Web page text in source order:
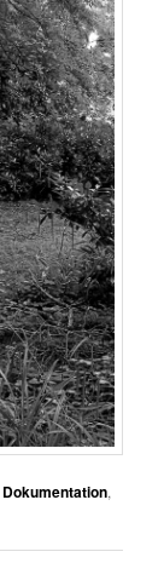
Dokumentation,